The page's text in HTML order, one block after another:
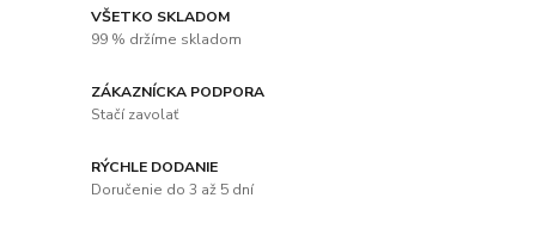
VŠETKO SKLADOM
99 % držíme skladom
ZÁKAZNÍCKA PODPORA
Stačí zavolať
RÝCHLE DODANIE
Doručenie do 3 až 5 dní